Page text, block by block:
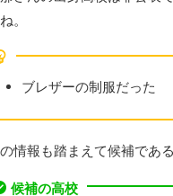
。
ブレザーの制服だった
情報も踏まえて候補であ
候補の高校